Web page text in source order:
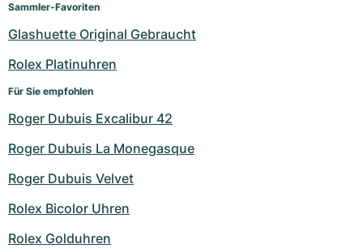
Sammler-Favoriten
Glashuette Original Gebraucht
Rolex Platinuhren
Für Sie empfohlen
Roger Dubuis Excalibur 42
Roger Dubuis La Monegasque
Roger Dubuis Velvet
Rolex Bicolor Uhren
Rolex Golduhren